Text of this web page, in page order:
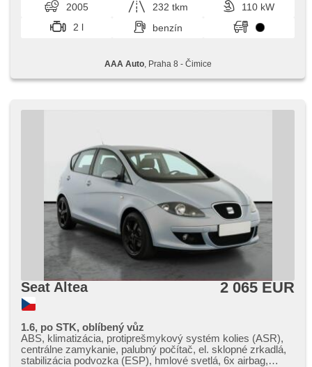
2005 232 tkm
110 kW
2 l
benzín
AAA Auto, Praha 8 - Čimice
Seat Altea 2 065 EUR
1.6, po STK, oblíbený vůz
ABS, klimatizácia, protiprešmykový systém kolies (ASR),
centrálne zamykanie, palubný počítač, el. sklopné zrkadlá,
stabilizácia podvozka (ESP), hmlové svetlá, 6x airbag,